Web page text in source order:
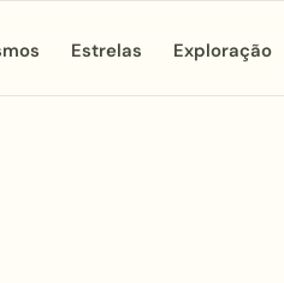
Estrelas Exploração